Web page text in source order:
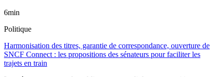
6min
Politique
Harmonisation des titres, garantie de correspondance, ouverture de
SNCF Connect : les propositions des sénateurs pour faciliter les
trajets en train